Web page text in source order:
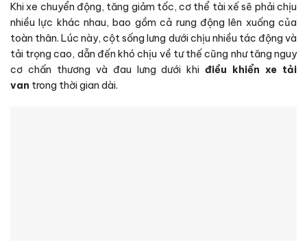
Khi xe chuyển động, tăng giảm tốc, cơ thể tài xế sẽ phải chịu
nhiều lực khác nhau, bao gồm cả rung động lên xuống của
toàn thân. Lúc này, cột sống lưng dưới chịu nhiều tác động và
tải trọng cao, dẫn đến khó chịu về tư thế cũng như tăng nguy
cơ chấn thương và đau lưng dưới khiđiều khiển xe tải
van trong thời gian dài.